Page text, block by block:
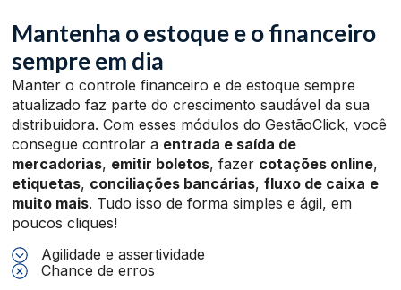
Mantenha o estoque e o financeiro
sempre em dia
Manter o controle financeiro e de estoque sempre
atualizado faz parte do crescimento saudável da sua
distribuidora. Com esses módulos do GestãoClick, você
consegue controlar a entrada e saída de
mercadorias, emitir boletos, fazer cotações online,
etiquetas, conciliações bancárias,fluxo de caixa e
muito mais. Tudo isso de forma simples e ágil, em
poucos cliques!
Agilidade e assertividade
Chance de erros